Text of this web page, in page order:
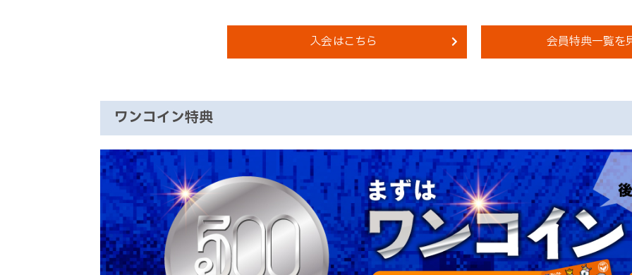
入会はこちら 会員特典一覧を
ワンコイン特典